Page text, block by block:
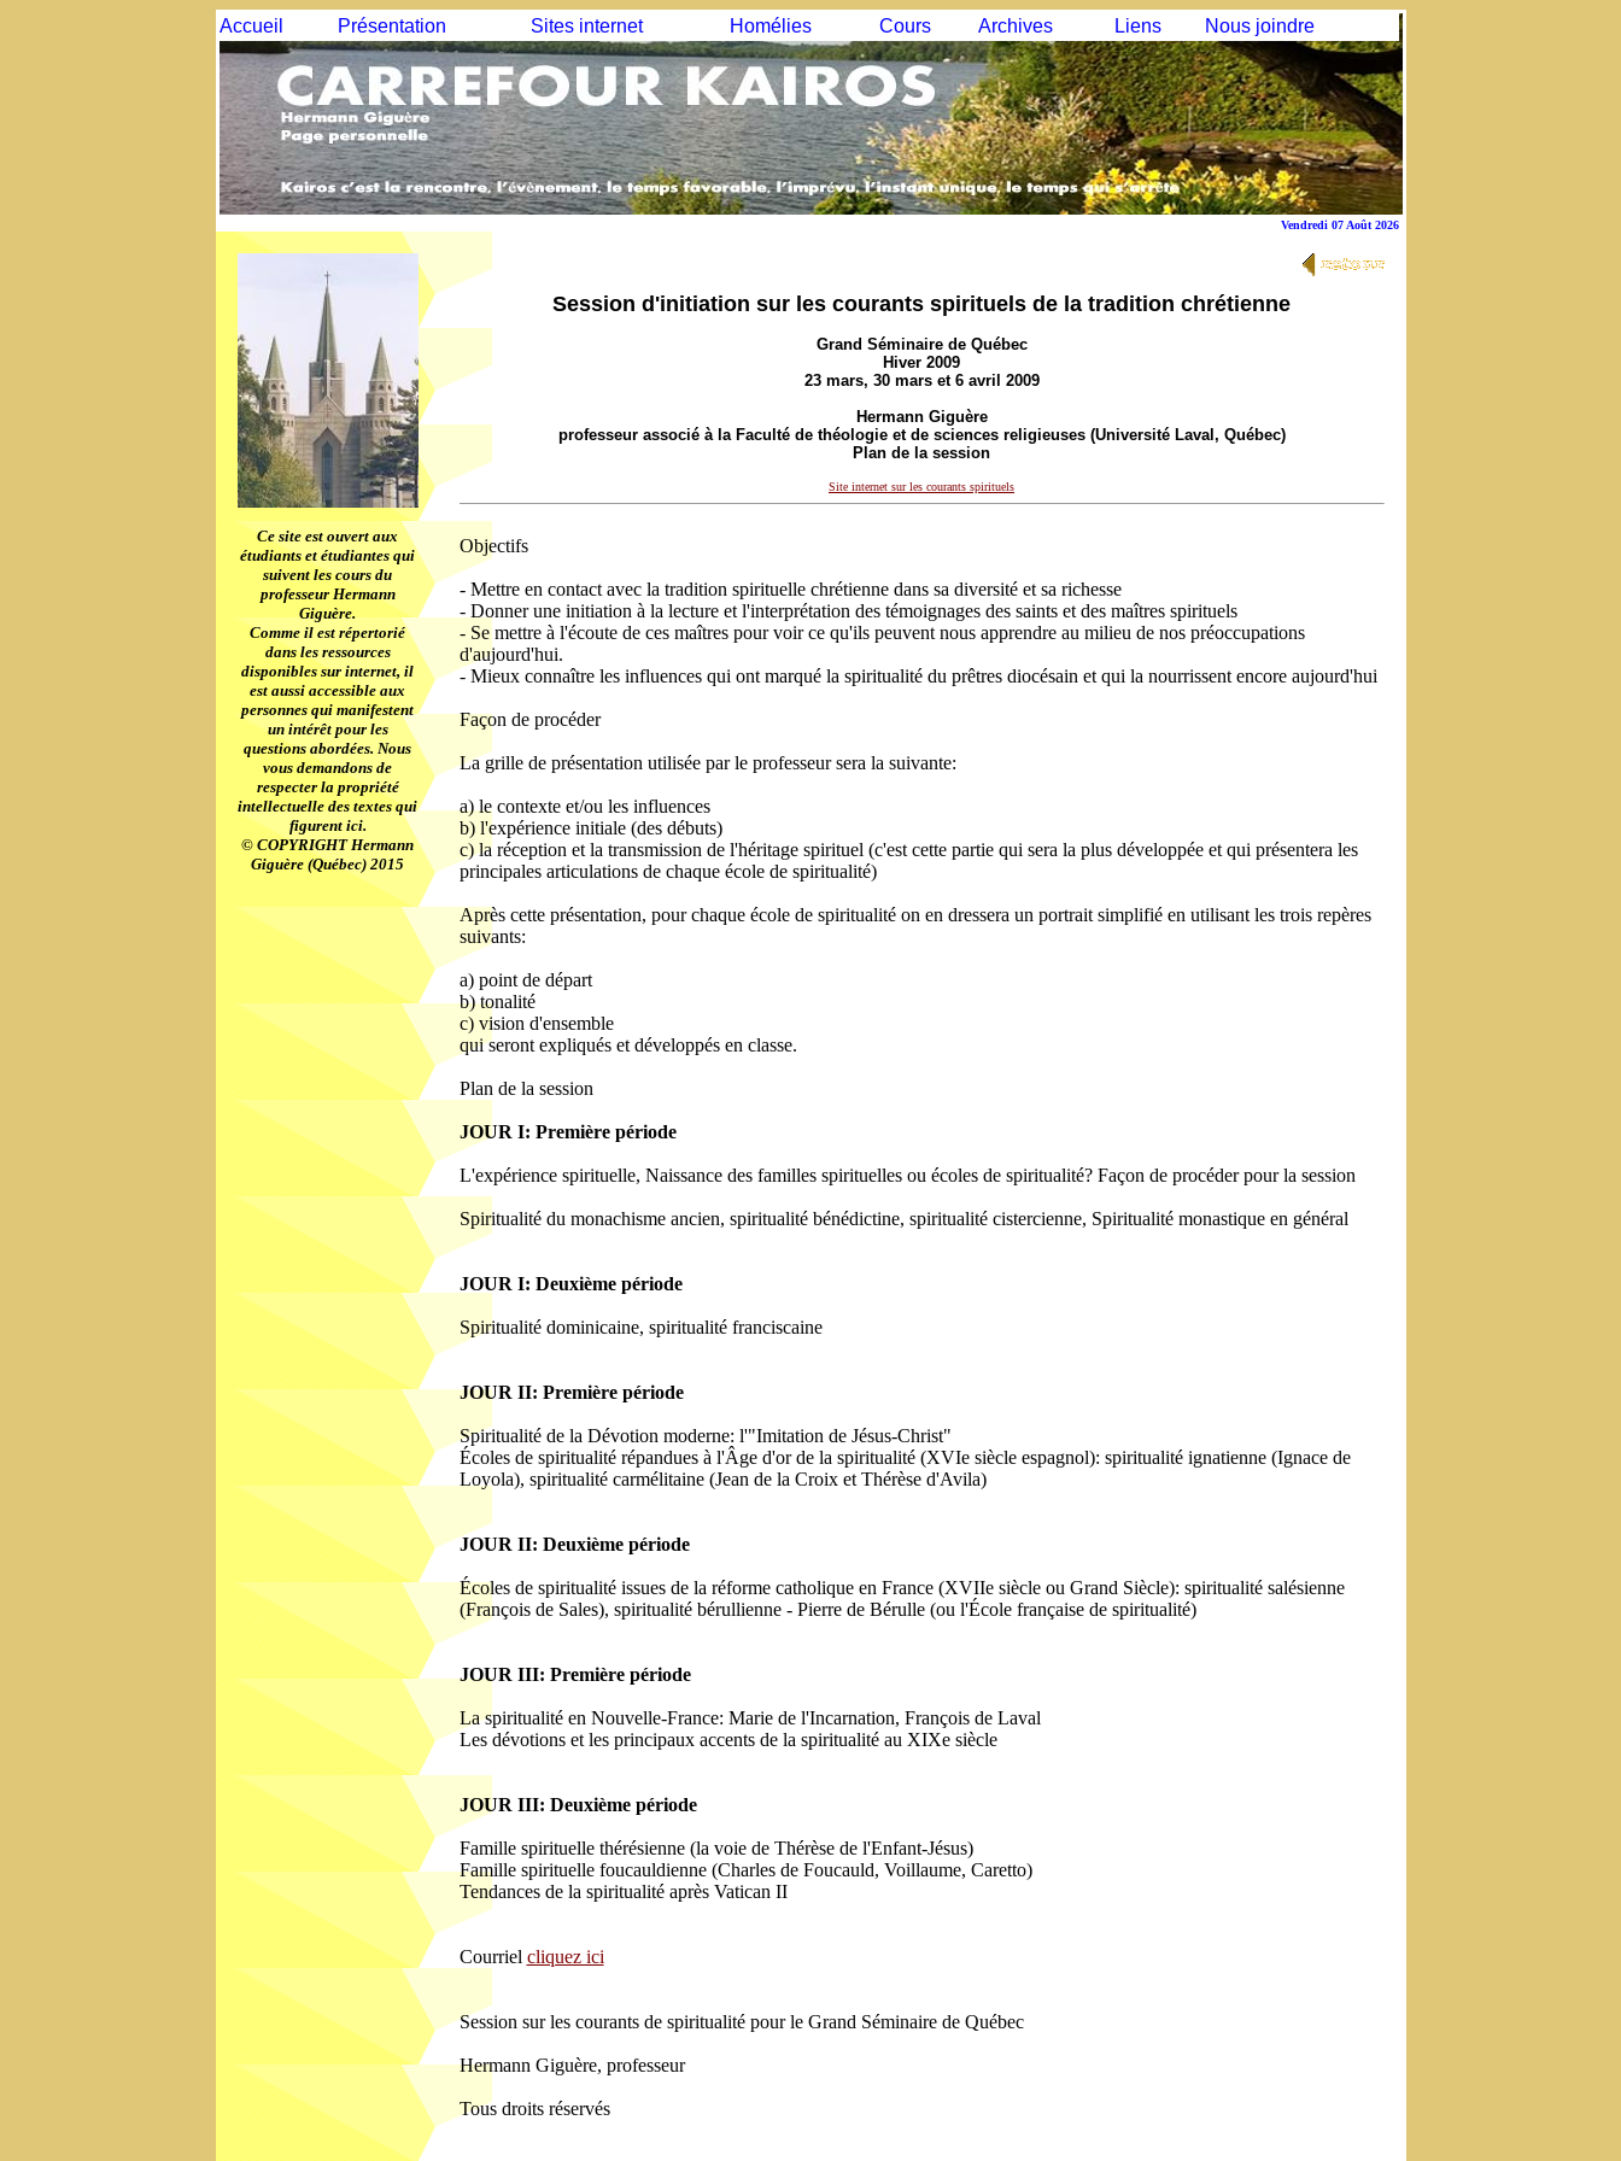
Accueil Présentation Sites internet Homélies Cours Archives Liens Nous joindre
Vendredi 07 Août 2026
Ce site est ouvert aux
étudiants et étudiantes qui
suivent les cours du
professeur Hermann
Giguère.
Comme il est répertorié
dans les ressources
disponibles sur internet, il
est aussi accessible aux
personnes qui manifestent
un intérêt pour les
questions abordées. Nous
vous demandons de
respecter la propriété
intellectuelle des textes qui
figurent ici.
© COPYRIGHT Hermann
Giguère (Québec) 2015
Session d'initiation sur les courants spirituels de la tradition chrétienne
Grand Séminaire de Québec
Hiver 2009
23 mars, 30 mars et 6 avril 2009
Hermann Giguère
professeur associé à la Faculté de théologie et de sciences religieuses (Université Laval, Québec)
Plan de la session
Site internet sur les courants spirituels
Objectifs
- Mettre en contact avec la tradition spirituelle chrétienne dans sa diversité et sa richesse
- Donner une initiation à la lecture et l'interprétation des témoignages des saints et des maîtres spirituels
- Se mettre à l'écoute de ces maîtres pour voir ce qu'ils peuvent nous apprendre au milieu de nos préoccupations
d'aujourd'hui.
- Mieux connaître les influences qui ont marqué la spiritualité du prêtres diocésain et qui la nourrissent encore aujourd'hui
Façon de procéder
La grille de présentation utilisée par le professeur sera la suivante:
a) le contexte et/ou les influences
b) l'expérience initiale (des débuts)
c) la réception et la transmission de l'héritage spirituel (c'est cette partie qui sera la plus développée et qui présentera les
principales articulations de chaque école de spiritualité)
Après cette présentation, pour chaque école de spiritualité on en dressera un portrait simplifié en utilisant les trois repères
suivants:
a) point de départ
b) tonalité
c) vision d'ensemble
qui seront expliqués et développés en classe.
Plan de la session
JOUR I: Première période
L'expérience spirituelle, Naissance des familles spirituelles ou écoles de spiritualité? Façon de procéder pour la session
Spiritualité du monachisme ancien, spiritualité bénédictine, spiritualité cistercienne, Spiritualité monastique en général
JOUR I: Deuxième période
Spiritualité dominicaine, spiritualité franciscaine
JOUR II: Première période
Spiritualité de la Dévotion moderne: l'"Imitation de Jésus-Christ"
Écoles de spiritualité répandues à l'Âge d'or de la spiritualité (XVIe siècle espagnol): spiritualité ignatienne (Ignace de
Loyola), spiritualité carmélitaine (Jean de la Croix et Thérèse d'Avila)
JOUR II: Deuxième période
Écoles de spiritualité issues de la réforme catholique en France (XVIIe siècle ou Grand Siècle): spiritualité salésienne
(François de Sales), spiritualité bérullienne - Pierre de Bérulle (ou l'École française de spiritualité)
JOUR III: Première période
La spiritualité en Nouvelle-France: Marie de l'Incarnation, François de Laval
Les dévotions et les principaux accents de la spiritualité au XIXe siècle
JOUR III: Deuxième période
Famille spirituelle thérésienne (la voie de Thérèse de l'Enfant-Jésus)
Famille spirituelle foucauldienne (Charles de Foucauld, Voillaume, Caretto)
Tendances de la spiritualité après Vatican II
Courriel cliquez ici
Session sur les courants de spiritualité pour le Grand Séminaire de Québec
Hermann Giguère, professeur
Tous droits réservés